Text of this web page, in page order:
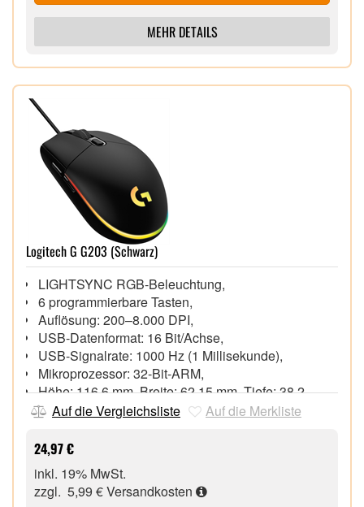
MEHR DETAILS
Logitech G G203 (Schwarz)
LIGHTSYNC RGB-Beleuchtung,
6 programmierbare Tasten,
Auflösung: 200–8.000 DPI,
USB-Datenformat: 16 Bit/Achse,
USB-Signalrate: 1000 Hz (1 Millisekunde),
Mikroprozessor: 32-Bit-ARM,
Höhe: 116,6 mm, Breite: 62,15 mm, Tiefe: 38,2
mm,
Kabellänge: 2,1 m,
Auf die Vergleichsliste Auf die Merkliste
24,97 €
inkl. 19% MwSt.
zzgl. 5,99 €Versandkosten